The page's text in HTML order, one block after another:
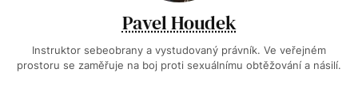
Pavel Houdek
Instruktor sebeobrany a vystudovaný právník. Ve veřejném
prostoru se zaměřuje na boj proti sexuálnímu obtěžování a násilí.